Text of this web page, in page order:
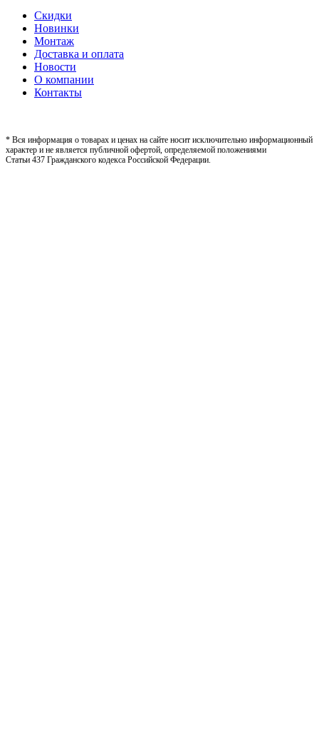
Скидки
Новинки
Монтаж
Доставка и оплата
Новости
О компании
Контакты
* Вся информация о товарах и ценах на сайте носит исключительно информационный
характер и не является публичной офертой, определяемой положениями
Статьи 437 Гражданского кодекса Российской Федерации.